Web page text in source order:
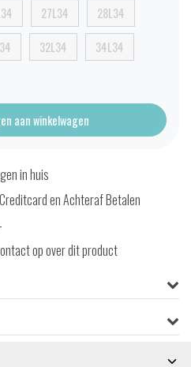
27L34 28L34
32L34 34L34
aan winkelwagen
in huis
en Achteraf Betalen
op over dit product